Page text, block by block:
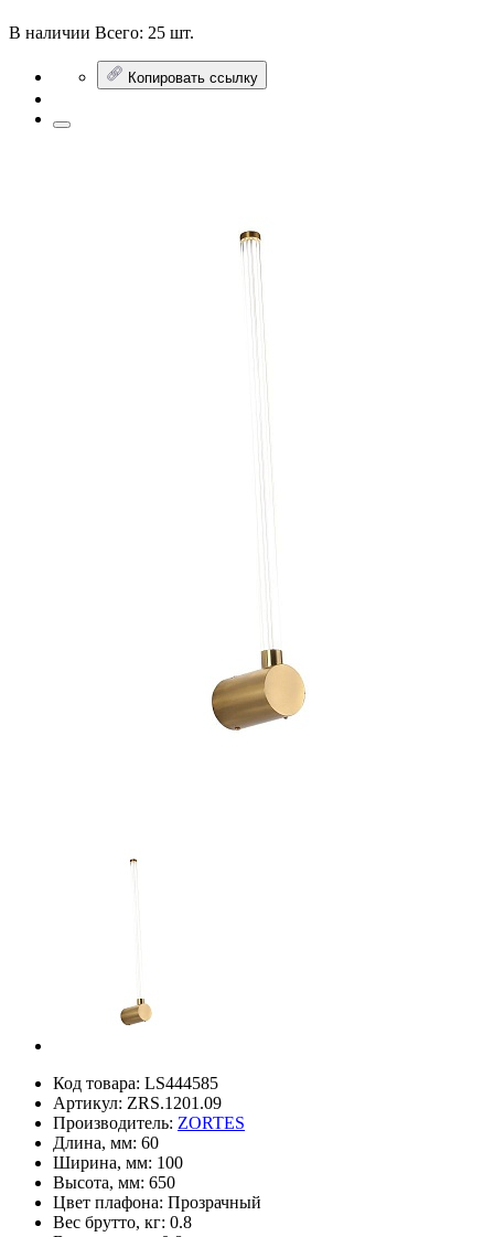
В наличии Всего: 25 шт.
Копировать ссылку
Код товара: LS444585
Артикул: ZRS.1201.09
Производитель: ZORTES
Длина, мм: 60
Ширина, мм: 100
Высота, мм: 650
Цвет плафона: Прозрачный
Вес брутто, кг: 0.8